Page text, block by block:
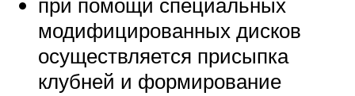
модифицированных дисков
осуществляется присыпка
клубней и формирование